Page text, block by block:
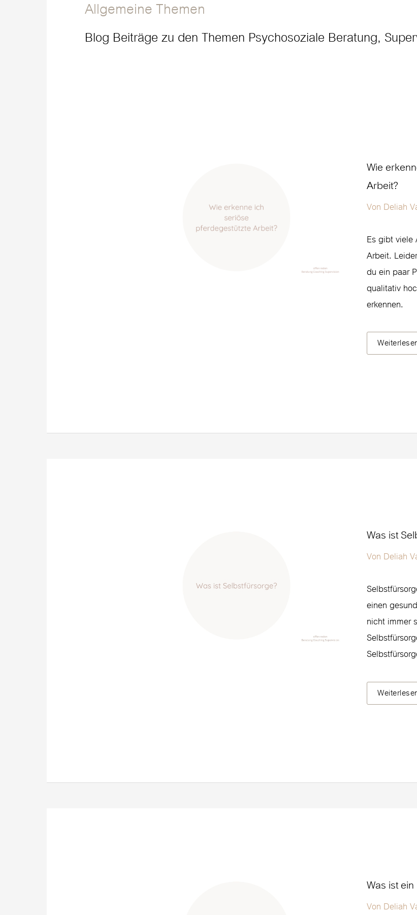
Allgemeine Themen
Blog Beiträge zu den Themen Psychosoziale Beratung,
Wie
Arbeit?
Von Deliah
Es gibt
Arbeit.
du ein paar
qualitativ
erkennen.
Wie
erkenne
ich
Was ist
Von Deliah
einen
nicht immer
Was
ist
Was ist
Von Deliah
Was
ist
ein